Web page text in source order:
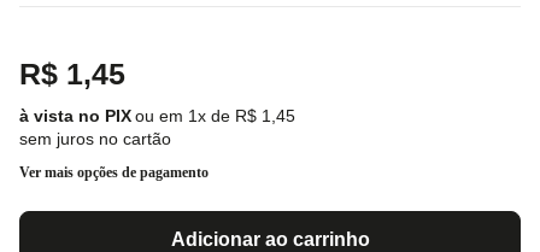
R$ 1,45
ou em 1x de R$ 1 45
sem juros no cartão
Ver mais opções de pagamento
Adicionar ao carrinho